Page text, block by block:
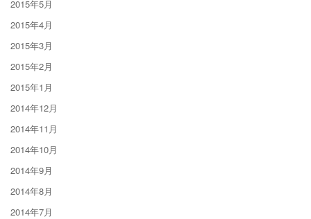
2015年5月
2015年4月
2015年3月
2015年2月
2015年1月
2014年12月
2014年11月
2014年10月
2014年9月
2014年8月
2014年7月